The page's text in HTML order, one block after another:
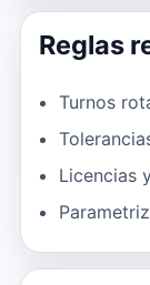
Reglas
Turnos
Licencias